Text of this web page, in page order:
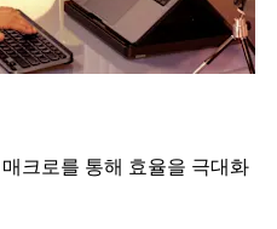
매크로를 통해 효율을 극대화